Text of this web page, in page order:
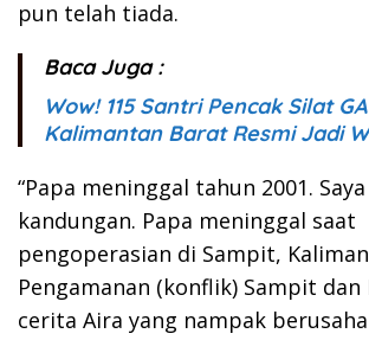
pun telah tiada.
Baca Juga :
Wow! 115 Santri Pencak Silat
Kalimantan Barat Resmi Jadi
“Papa meninggal tahun 2001.
kandungan. Papa meninggal saat
pengoperasian di Sampit,
Pengamanan (konflik) Sampit dan
cerita Aira yang nampak